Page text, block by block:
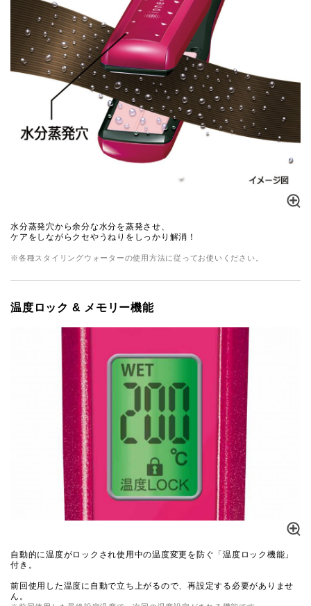
水分蒸発穴から余分な水分を蒸発させ、
ケアをしながらクセやうねりをしっかり解消！
※各種スタイリングウォーターの使用方法に従ってお使いください。
温度ロック & メモリー機能
自動的に温度がロックされ使用中の温度変更を防ぐ「温度ロック機能」
付き。
前回使用した温度に自動で立ち上がるので、再設定する必要がありませ
ん。